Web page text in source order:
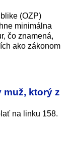
(OZP)
minimálna
čo znamená,
ako zákonom
ktorý z
na linku 158.